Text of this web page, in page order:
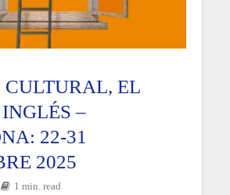
EL
–
22-31
2025
1 min. read